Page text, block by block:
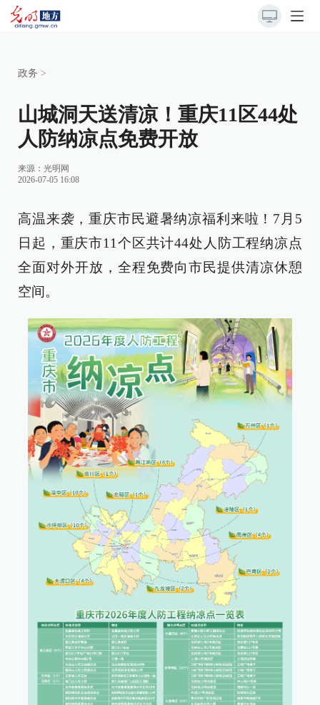
政务 >
山城洞天送清凉！重庆11区44处
人防纳凉点免费开放
来源： 光明网
2026-07-05 16:08
高温来袭，重庆市民避暑纳凉福利来啦！7月5
日起，重庆市11个区共计44处人防工程纳凉点
全面对外开放，全程免费向市民提供清凉休憩
空间。